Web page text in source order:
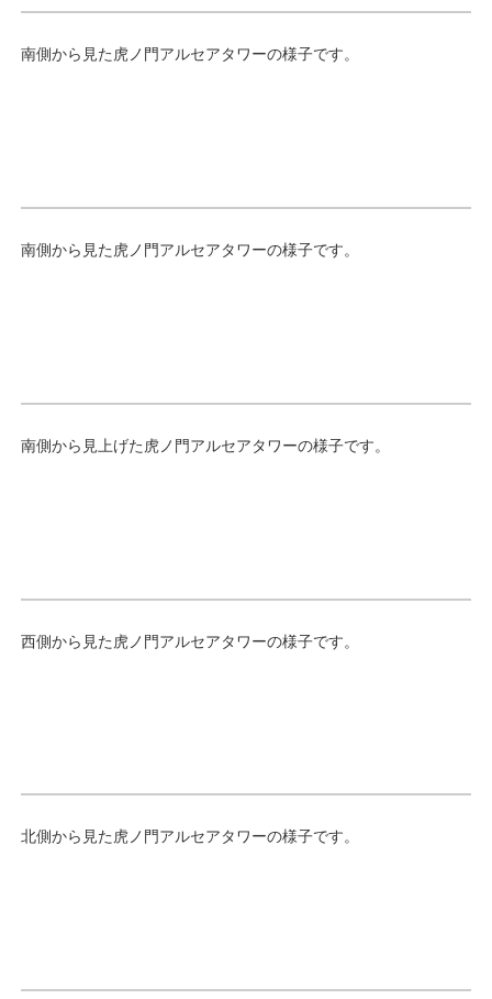
南側から見た虎ノ門アルセアタワーの様子です。
南側から見た虎ノ門アルセアタワーの様子です。
南側から見上げた虎ノ門アルセアタワーの様子です。
西側から見た虎ノ門アルセアタワーの様子です。
北側から見た虎ノ門アルセアタワーの様子です。